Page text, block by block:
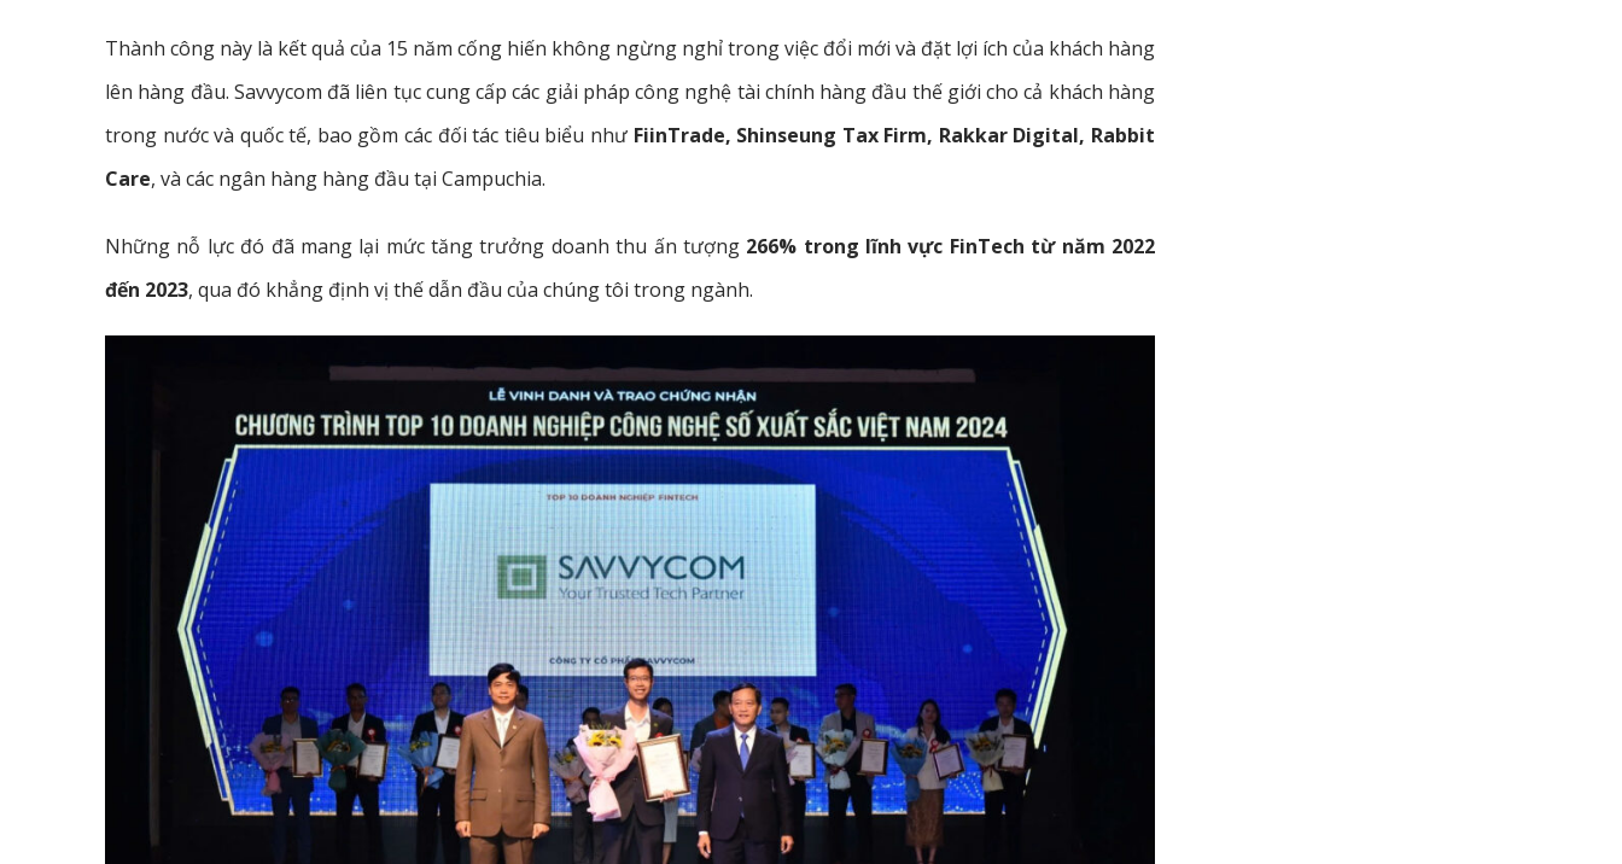
Thành công này là kết quả của 15 năm cống hiến không ngừng nghỉ trong việc đổi mới và đặt lợi ích của khách hàng
lên hàng đầu. Savvycom đã liên tục cung cấp các giải pháp công nghệ tài chính hàng đầu thế giới cho cả khách hàng
trong nước và quốc tế, bao gồm các đối tác tiêu biểu như FiinTrade, Shinseung Tax Firm, Rakkar Digital, Rabbit
Care, và các ngân hàng hàng đầu tại Campuchia.
Những nỗ lực đó đã mang lại mức tăng trưởng doanh thu ấn tượng 266% trong lĩnh vực FinTech từ năm 2022
đến 2023, qua đó khẳng định vị thế dẫn đầu của chúng tôi trong ngành.